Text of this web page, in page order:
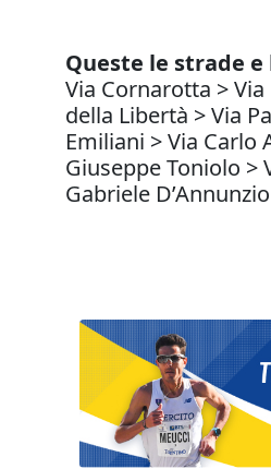
Queste le strade e
Via Cornarotta > Via
della Libertà > Via
Emiliani > Via Carlo
Giuseppe Toniolo >
Gabriele